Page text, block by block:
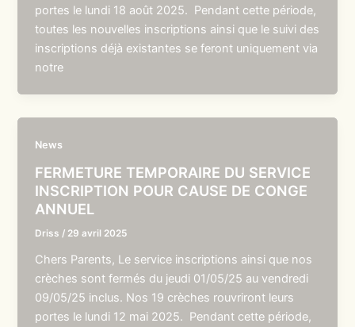
portes le lundi 18 août 2025. Pendant cette période,
toutes les nouvelles inscriptions ainsi que le suivi des
inscriptions déjà existantes se feront uniquement via
notre
News
FERMETURE TEMPORAIRE DU SERVICE
INSCRIPTION POUR CAUSE DE CONGE
ANNUEL
Driss / 29 avril 2025
Chers Parents, Le service inscriptions ainsi que nos
crèches sont fermés du jeudi 01/05/25 au vendredi
09/05/25 inclus. Nos 19 crèches rouvriront leurs
portes le lundi 12 mai 2025. Pendant cette période,